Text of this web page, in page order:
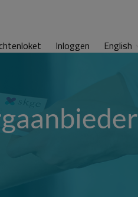
Inloggen English